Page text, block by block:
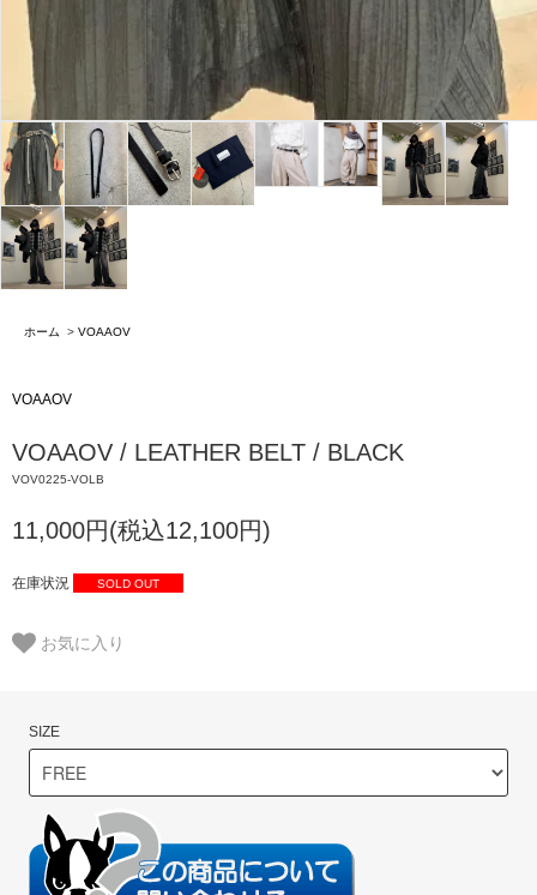
ホーム > VOAAOV
VOAAOV
VOAAOV / LEATHER BELT / BLACK
VOV0225-VOLB
11,000円(税込12,100円)
在庫状況 SOLD OUT
お気に入り
SIZE